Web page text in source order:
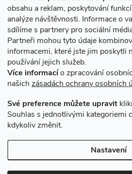
obsahu a reklam, poskytování
analýze návštěvnosti. Informace o
sdílíme s partnery pro sociální
Partneři mohou tyto údaje
informacemi, které jste jim poskytli
používání jejich služeb.
Více informacío zpracování
našich zásadách ochrany osobních
Své preference můžete upravit
Souhlas s jednotlivými kategoriemi
kdykoliv změnit.
Nastavení
O nákupu
Novinky v programu Alusic
Archiv
Způsoby dopravy
Copyright 2026VSK Profily.